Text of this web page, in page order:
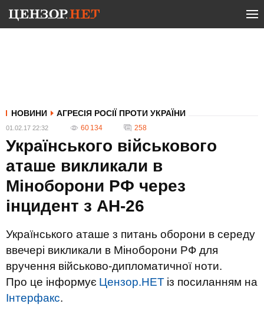
НОВИНИ АГРЕСІЯ РОСІЇ ПРОТИ УКРАЇНИ
01.02.17 22:32 60 134 258
Українського військового
аташе викликали в
Міноборони РФ через
інцидент з АН-26
Українського аташе з питань оборони в середу
ввечері викликали в Міноборони РФ для
вручення військово-дипломатичної ноти.
Про це інформує Цензор.НЕТ із посиланням на
Інтерфакс.